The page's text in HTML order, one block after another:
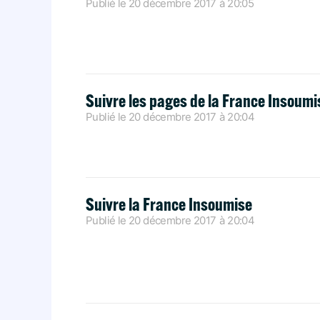
Publié le 20 décembre 2017 à 20:05
Suivre les pages de la France
Publié le 20 décembre 2017 à 20:04
Suivre la France Insoumise
Publié le 20 décembre 2017 à 20:04